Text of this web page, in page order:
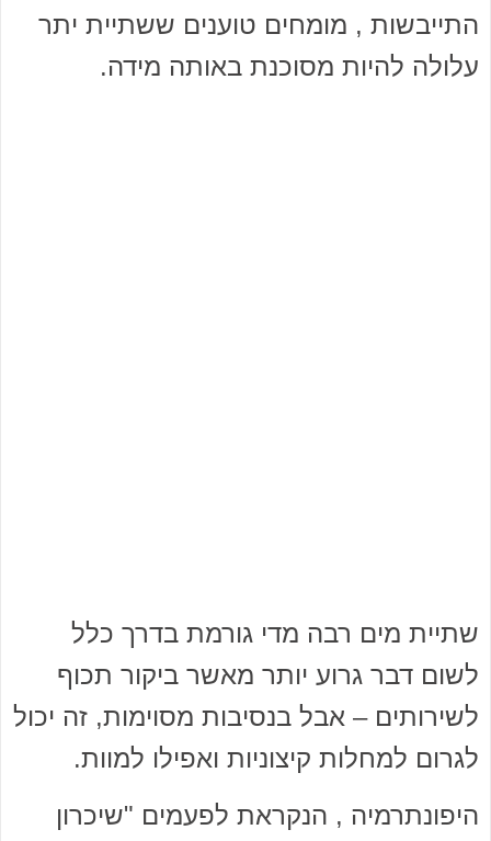
התייבשות , מומחים טוענים ששתיית יתר
עלולה להיות מסוכנת באותה מידה.
שתיית מים רבה מדי גורמת בדרך כלל
לשום דבר גרוע יותר מאשר ביקור תכוף
לשירותים – אבל בנסיבות מסוימות, זה יכול
לגרום למחלות קיצוניות ואפילו למוות.
היפונתרמיה , הנקראת לפעמים "שיכרון